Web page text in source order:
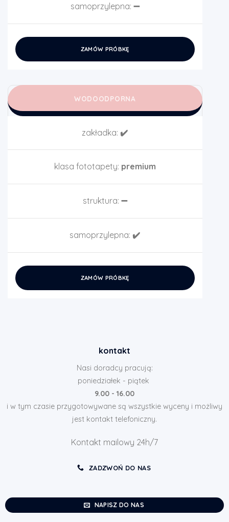
samoprzylepna: ➖
ZAMÓW PRÓBKĘ
WODOODPORNA
zakładka: ✔️
klasa fototapety: premium
struktura: ➖
samoprzylepna: ✔️
ZAMÓW PRÓBKĘ
kontakt
Nasi doradcy pracują:
poniedziałek - piątek
9.00 - 16.00
i w tym czasie przygotowywane są wszystkie wyceny i możliwy
jest kontakt telefoniczny.
Kontakt mailowy 24h/7
ZADZWOŃ DO NAS
NAPISZ DO NAS